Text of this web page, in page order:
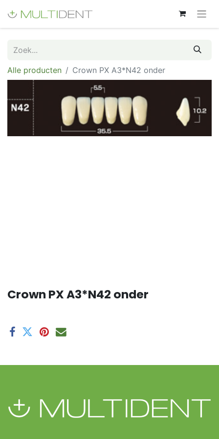
Alle producten Crown PX A3*N42 onder
Crown PX A3*N42 onder